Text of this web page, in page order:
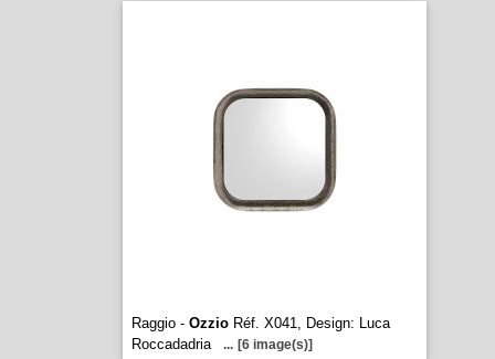
Raggio - OzzioRéf. X041, Design: Luca
Roccadadria
... [6 image(s)]